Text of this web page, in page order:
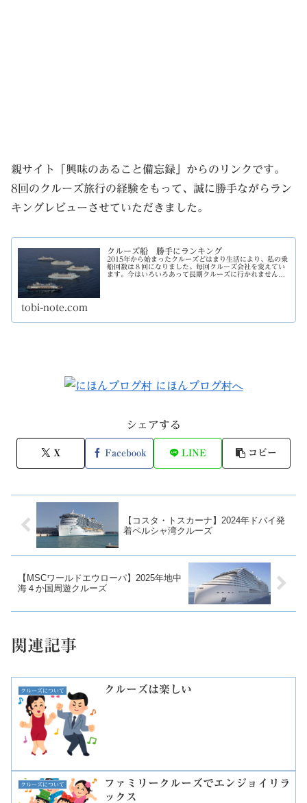
親サイト「興味のあること備忘録」からのリンクです。
8回のクルーズ旅行の経験をもって、誠に勝手ながらラン
キングレビューさせていただきました。
クルーズ船 勝手にランキング
2015年から始まったクルーズどはまり生活により、私の乗
船回数は８回になりました。毎回クルーズ会社を変えてい
ます。今はいろいろあって長期クルーズに行かれません。
tobi-note.com
シェアする
X Facebook LINE コピー
【コスタ・トスカーナ】2024年ドバイ発
着ペルシャ湾クルーズ
【MSCワールドエウローパ】2025年地中
海４か国周遊クルーズ
関連記事
クルーズについて クルーズは楽しい
クルーズについて
ファミリークルーズでエンジョイリラ
ックス